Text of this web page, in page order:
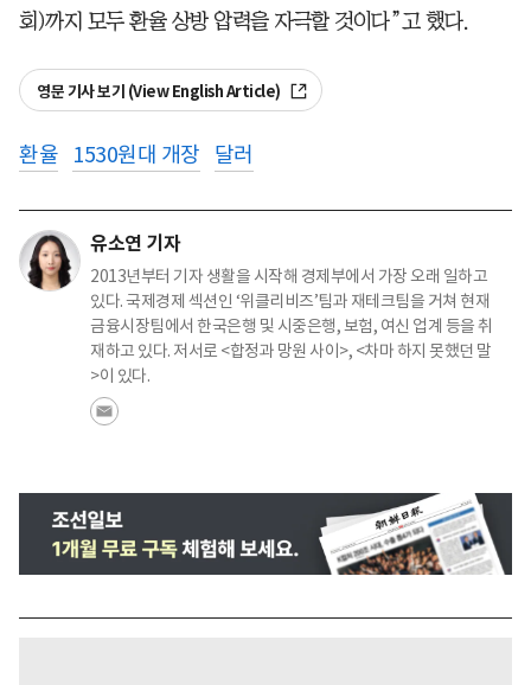
회)까지 모두 환율 상방 압력을 자극할 것이다”고 했다.
영문 기사 보기 (View English Article)
환율 1530원대 개장 달러
유소연 기자
2013년부터 기자 생활을 시작해 경제부에서 가장 오래 일하고
있다. 국제경제 섹션인 ‘위클리비즈’팀과 재테크팀을 거쳐 현재
금융시장팀에서 한국은행 및 시중은행, 보험, 여신 업계 등을 취
재하고 있다. 저서로 <합정과 망원 사이>, <차마 하지 못했던 말
>이 있다.